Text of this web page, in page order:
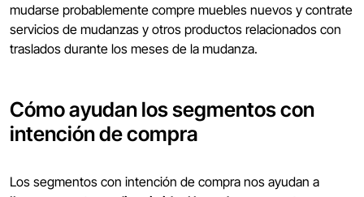
mudarse probablemente compre muebles nuevos y contrate
servicios de mudanzas y otros productos relacionados con
traslados durante los meses de la mudanza.
Cómo ayudan los segmentos con
intención de compra
Los segmentos con intención de compra nos ayudan a